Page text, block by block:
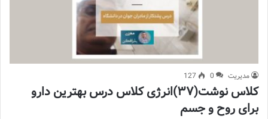
مدیریت 0
127
کلاس نوشت(۳۷)انرژی کلاس درس بهترین دارو
برای روح و جسم